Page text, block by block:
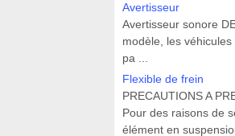
Avertisseur
Avertisseur sonore
modèle, les
pa ...
Flexible de frein
PRECAUTIONS A
Pour des raisons de
élément en